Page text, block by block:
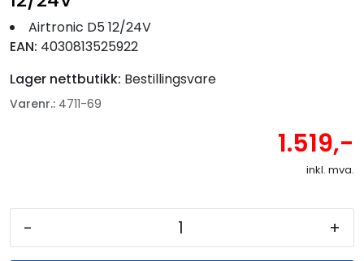
Airtronic D5 12/24V
EAN: 4030813525922
Lager nettbutikk: Bestillingsvare
Varenr.: 4711-69
1.519,-
inkl. mva.
- +
Seil
Nyheter